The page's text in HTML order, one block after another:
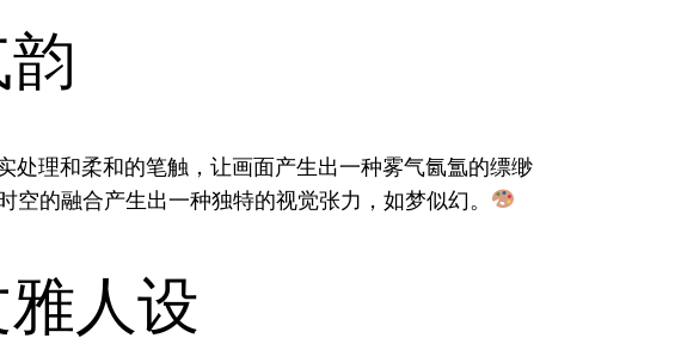
处理和柔和的笔触，让画面产生出一种雾气氤氲的缥缈
的融合产生出一种独特的视觉张力，如梦似幻。
人设